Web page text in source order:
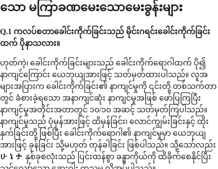
သော မကြာခဏမေးသောမေးခွန်းများ
Q.1 ကလပ်စတာခေါင်းကိုက်ခြင်းသည် မိုင်းဂရင်းခေါင်းကိုက်ခြင်း
ထက် ပိုနာသလား။
ဟုတ်ကဲ့၊ ခေါင်းကိုက်ခြင်းများသည် ခေါင်းကိုက်ရောဂါထက် ပို၍
နာကျင်ကြောင်း ယေဘုယျအားဖြင့် သတ်မှတ်ထားပါသည်။ လူအ
များအပြားက ခေါင်းကိုက်ခြင်း၏ နာကျင်မှုကို ၎င်းတို့ တစ်သက်တာ
တွင် ခံစားခဲ့ရသော အနာကျင်ဆုံး နာကျင်မှုအဖြစ် ဖော်ပြကြပြီး
နာကျင်မှုအတိုင်းအတာတွင် ၁၀/၁၀ အဆင့် သတ်မှတ်ကြပါသည်။
နာကျင်မှုသည် ပုံမှန်အားဖြင့် ထိမှန်ခြင်း၊ လောင်ကျွမ်းခြင်းနှင့် ထိုး
နှက်ခြင်းတို့ ဖြစ်ပြီး ခေါင်းကိုက်ရောဂါ၏ နာကျင်မှုမှာ ယေဘုယျ
အားဖြင့် ခုန်ခြင်း သို့မဟုတ် တုန်ခါခြင်း ဖြစ်ပါသည်။ သို့သော်လည်း
ሁኔታ နှစ်ခုစလုံးသည် ပြင်းထန်စွာ ခန္ဓာကိုယ်ကို ထိခိုက်စေနိုင်ပြီး